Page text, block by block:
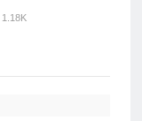
1.18K